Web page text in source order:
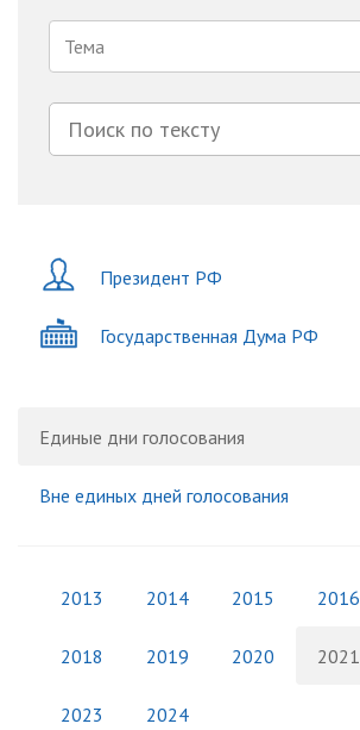
Тема
Президент РФ
Государственная Дума РФ
Единые дни голосования
Вне единых дней голосования
2013 2014 2015 2016
2018 2019 2020 2021
2023 2024